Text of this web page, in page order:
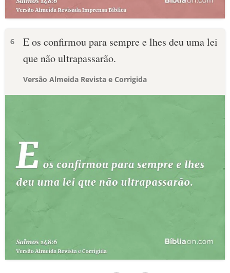
6
E os confirmou para sempre e lhes deu uma lei
que não ultrapassarão.
Versão Almeida Revista e Corrigida